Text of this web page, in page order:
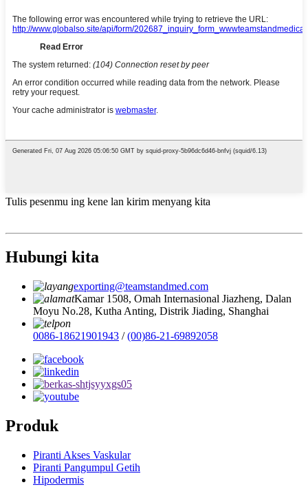
Tulis pesenmu ing kene lan kirim menyang kita
Hubungi kita
exporting@teamstandmed.com
Kamar 1508, Omah Internasional Jiazheng, Dalan
Moyu No.28, Kutha Anting, Distrik Jiading, Shanghai
0086-18621901943 /(00)86-21-69892058
Produk
Piranti Akses Vaskular
Piranti Pangumpul Getih
Hipodermis